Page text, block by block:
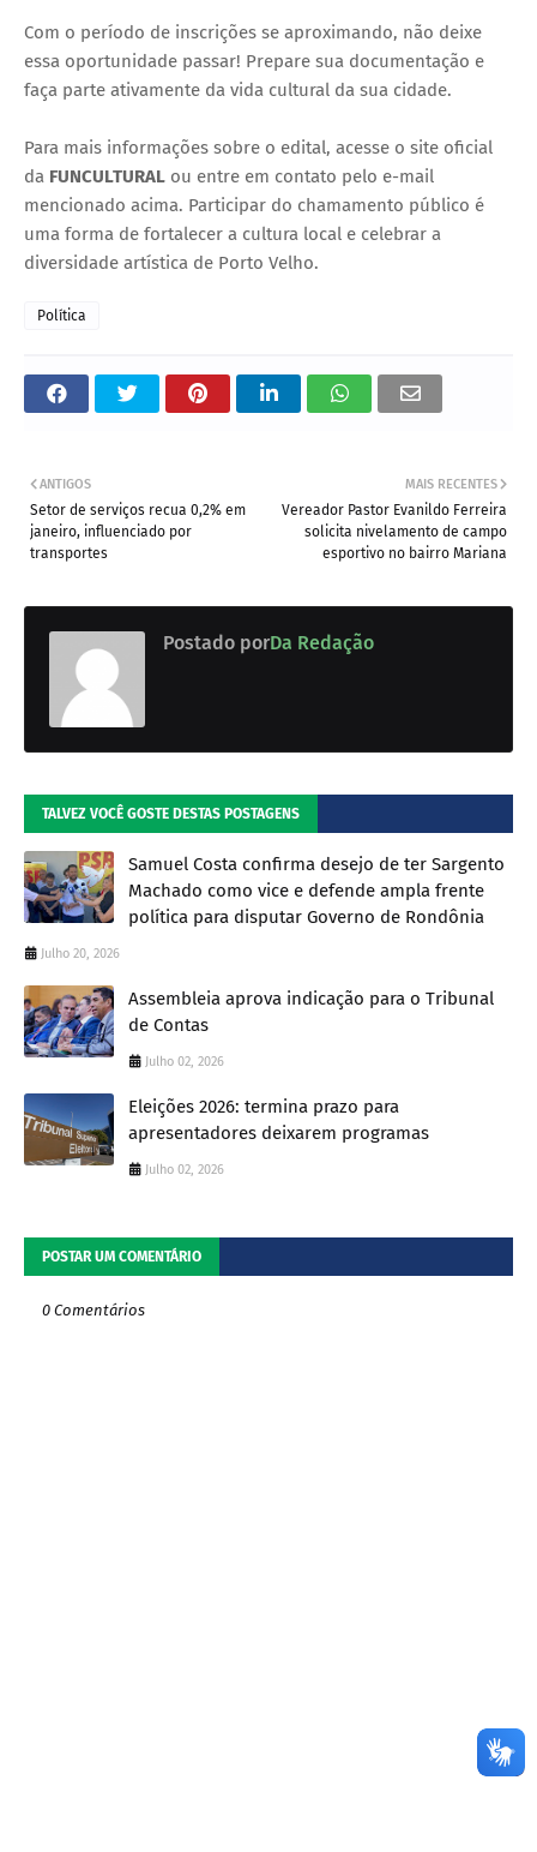
Com o período de inscrições se aproximando, não deixe
essa oportunidade passar! Prepare sua documentação e
faça parte ativamente da vida cultural da sua cidade.
Para mais informações sobre o edital, acesse o site oficial
da FUNCULTURAL ou entre em contato pelo e-mail
mencionado acima. Participar do chamamento público é
uma forma de fortalecer a cultura local e celebrar a
diversidade artística de Porto Velho.
Política
MAIS RECENTES
Vereador Pastor Evanildo Ferreira
solicita nivelamento de campo
esportivo no bairro Mariana
ANTIGOS
Setor de serviços recua 0,2% em
janeiro, influenciado por
transportes
Postado porDa Redação
TALVEZ VOCÊ GOSTE DESTAS POSTAGENS
Samuel Costa confirma desejo de ter Sargento
Machado como vice e defende ampla frente
política para disputar Governo de Rondônia
Julho 20, 2026
Assembleia aprova indicação para o Tribunal
de Contas
Julho 02, 2026
Eleições 2026: termina prazo para
apresentadores deixarem programas
Julho 02, 2026
POSTAR UM COMENTÁRIO
0 Comentários